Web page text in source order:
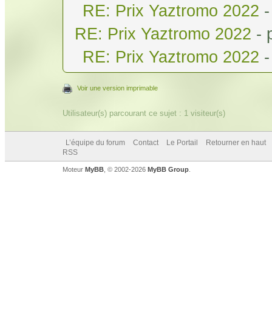
RE: Prix Yaztromo 2022
RE: Prix Yaztromo 2022 -
RE: Prix Yaztromo 2022
Voir une version imprimable
Utilisateur(s) parcourant ce sujet : 1 visiteur(s)
L’équipe du forum Contact Le Portail
Retourner en haut
RSS
Moteur MyBB , © 2002-2026 MyBB Group